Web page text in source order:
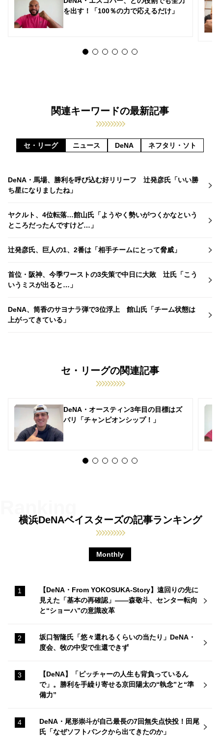
を出す！「100％の力で応えるだけ」
関連キーワードの最新記事
セ・リーグ ニュース DeNA ネフタリ・ソト
DeNA・馬場、勝利を呼び込む好リリーフ 辻発彦氏「いい勝
ち星になりましたね」
ヤクルト、4位転落…館山氏「ようやく勢いがつくかなという
ところだったんですけど…」
辻発彦氏、巨人の1、2番は「相手チームにとって脅威」
首位・阪神、今季ワーストの3失策で中日に大敗 辻氏「こう
いうミスが出ると…」
DeNA、筒香のサヨナラ弾で3位浮上 館山氏「チーム状態は
上がってきている」
セ・リーグの関連記事
DeNA・オースティン3年目の目標はズ
バリ「チャンピオンシップ！」
横浜DeNAベイスターズの記事ランキング
Monthly
【DeNA・From YOKOSUKA-Story】遠回りの先に
見えた「基本の再確認」——森敬斗、センター転向
と“ショーハ”の意識改革
坂口智隆氏「悠々還れるくらいの当たり」DeNA・
度会、牧の中安で生還できず
【DeNA】「ピッチャーの人生も背負っているん
で」。勝利を手繰り寄せる京田陽太の“執念”と“準
備力”
DeNA・尾形崇斗が自己最長の7回無失点快投！田尾
氏「なぜソフトバンクから出てきたのか」